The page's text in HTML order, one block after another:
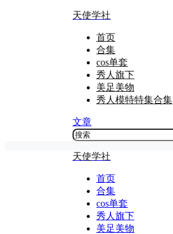
天使学社
首页
合集
cos单套
秀人旗下
美足美物
秀人模特特集合集
文章
天使学社
首页
合集
cos单套
秀人旗下
美足美物